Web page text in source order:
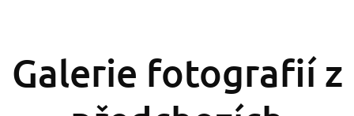
Galerie fotografií z